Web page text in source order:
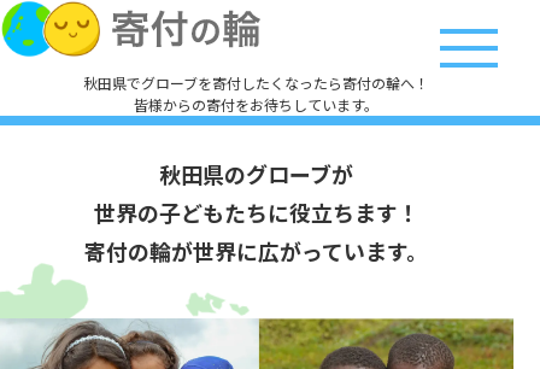
秋田県でグローブを寄付したくなったら寄付の輪へ！
皆様からの寄付をお待ちしています。
秋田県のグローブが
世界の子どもたちに役立ちます！
寄付の輪が世界に広がっています。